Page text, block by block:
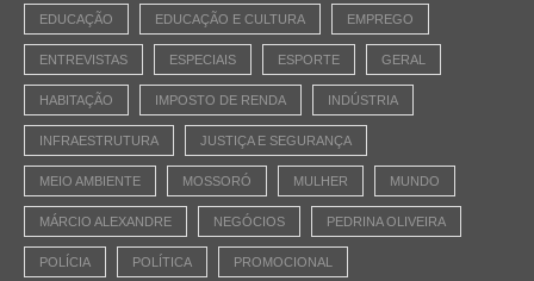
EDUCAÇÃO EDUCAÇÃO E CULTURA EMPREGO
ENTREVISTAS ESPECIAIS ESPORTE GERAL
HABITAÇÃO IMPOSTO DE RENDA INDÚSTRIA
INFRAESTRUTURA JUSTIÇA E SEGURANÇA
MEIO AMBIENTE MOSSORÓ MULHER MUNDO
MÁRCIO ALEXANDRE NEGÓCIOS PEDRINA OLIVEIRA
POLÍCIA POLÍTICA PROMOCIONAL